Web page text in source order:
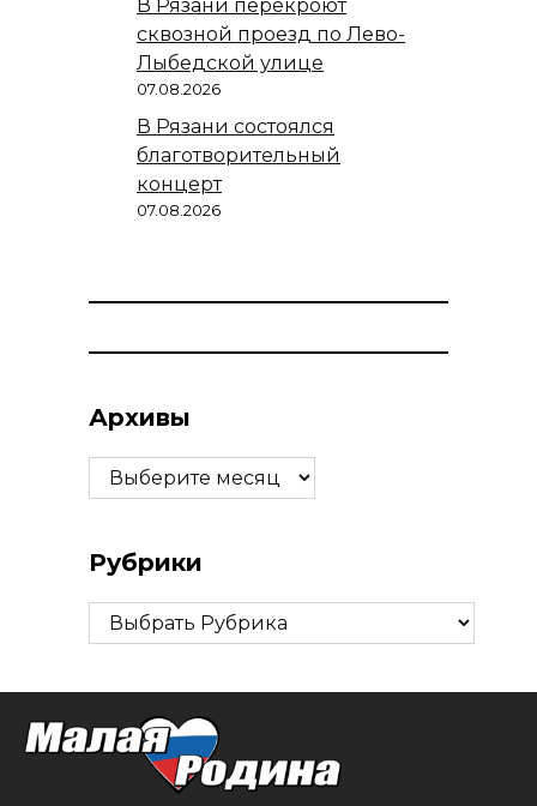
В Рязани перекроют
сквозной проезд по Лево-
Лыбедской улице
07.08.2026
В Рязани состоялся
благотворительный
концерт
07.08.2026
Архивы
Архивы
Рубрики
Рубрики